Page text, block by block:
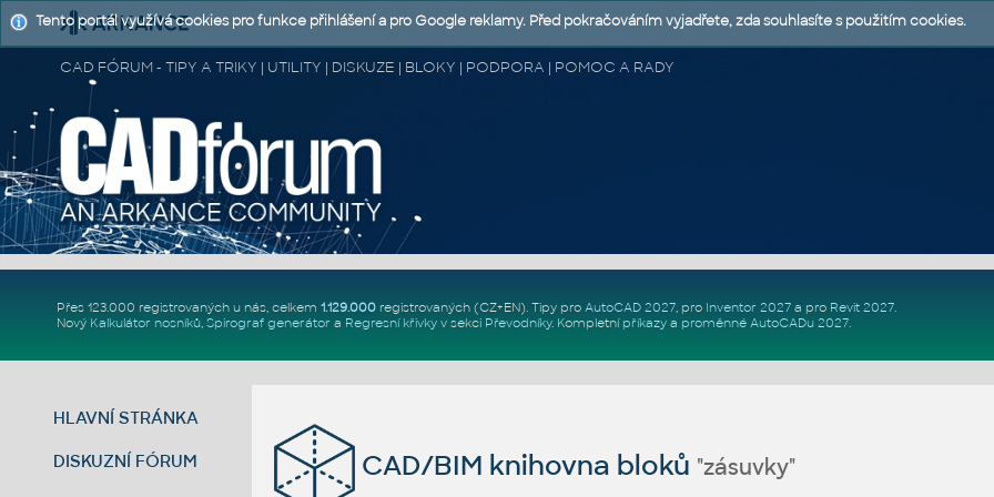
CAD FÓRUM - TIPY A TRIKY | UTILITY | DISKUZE | BLOKY | PODPORA | POMOC A RADY
Přes 123.000 registrovaných u nás, celkem 1.129.000registrovaných (CZ+EN). Tipy pro AutoCAD 2027, pro Inventor 2027a pro Revit 2027.
Nový Kalkulátor nosníků, Spirograf generátor a Regresní křivkyv sekci Převodníky. Kompletní příkazya proměnné AutoCADu 2027.
HLAVNÍ STRÁNKA
DISKUZNÍ FÓRUM CAD/BIM knihovna bloků "zásuvky"
Tento portál využívá cookies pro funkce přihlášení a pro Google reklamy. Před pokračováním vyjadřete, zda souhlasíte s použitím cookies.